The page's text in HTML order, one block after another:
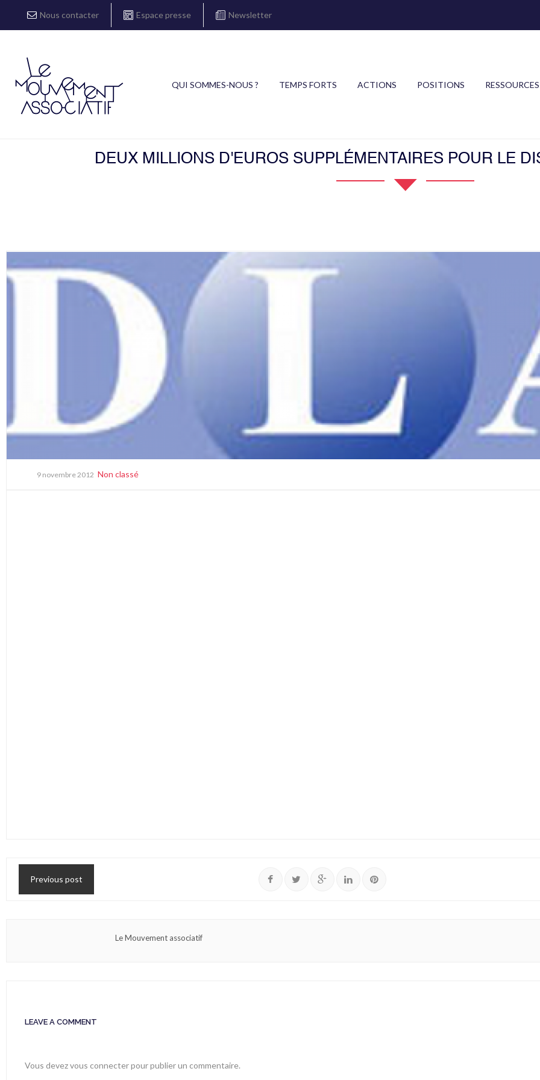
Nous contacter Espace presse Newsletter
QUI SOMMES-NOUS ? TEMPS FORTS ACTIONS POSITIONS RESSOURCES
DEUX MILLIONS D'EUROS SUPPLÉMENTAIRES POUR LE
9 novembre 2012 Non classé
Previous post
Le Mouvement associatif
LEAVE A COMMENT
Vous devezvous connecterpour publier un commentaire.